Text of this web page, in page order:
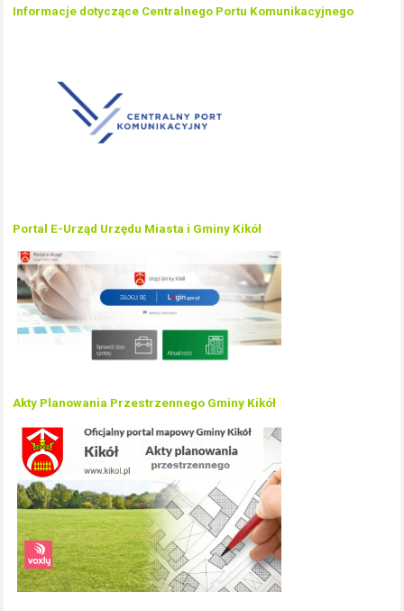
Informacje dotyczące Centralnego Portu Komunikacyjnego
Portal E-Urząd Urzędu Miasta i Gminy Kikół
Akty Planowania Przestrzennego Gminy Kikół